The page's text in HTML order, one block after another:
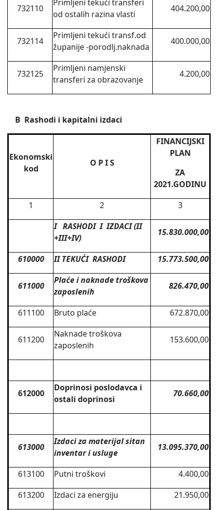
732110
Primljeni tekući transferi
od ostalih razina vlasti
404.200,00
732114
Primljeni tekući transf.od
županije -porodlj.naknada
400.000,00
732125
Primljeni namjenski
transferi za obrazovanje
4.200,00
B Rashodi i kapitalni izdaci
Ekonomski
kod
O P I S
FINANCIJSKI
PLAN
ZA
2021.GODINU
1
2
3
I RASHODI I IZDACI (II
+III+IV)
15.830.000,00
610000 II TEKUĆI RASHODI 15.773.500,00
611000
Plaće i naknade troškova
zaposlenih
826.470,00
611100 Bruto plaće 672.870,00
611200
Naknade troškova
zaposlenih
153.600,00
612000
Doprinosi poslodavca i
ostali doprinosi
70.660,00
613000
Izdaci za materijal sitan
inventar i usluge
13.095.370,00
613100 Putni troškovi
4.400,00
613200
Izdaci za energiju 21.950,00